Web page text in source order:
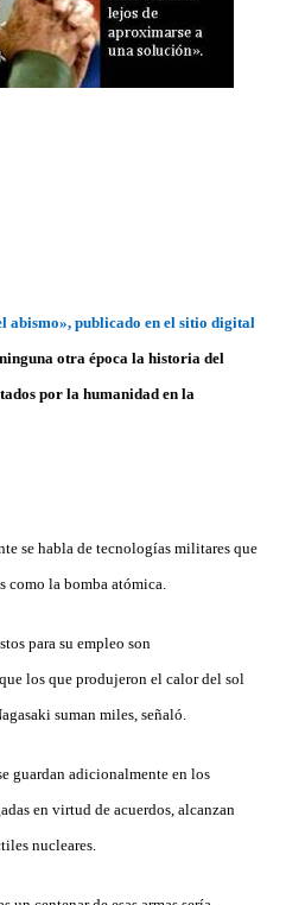
abismo», publicado en el sitio digital
otra época la historia del
por la humanidad en la
se habla de tecnologías militares que
la bomba atómica.
para su empleo son
los que produjeron el calor del sol
suman miles, señaló.
guardan adicionalmente en los
en virtud de acuerdos, alcanzan
nucleares.